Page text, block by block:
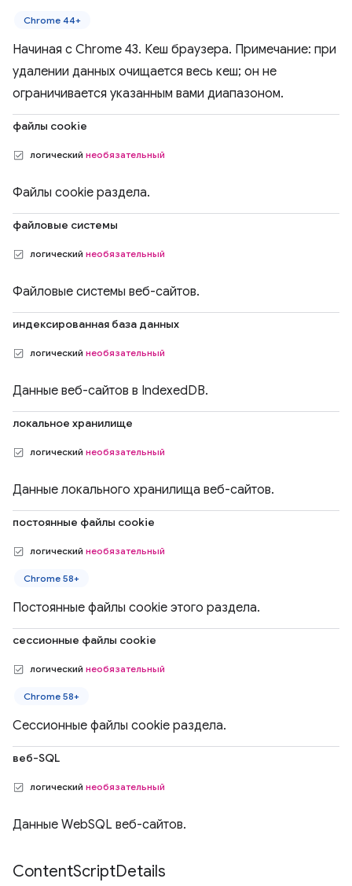
Chrome 44+
Начиная с Chrome 43. Кеш браузера. Примечание: при
удалении данных очищается весь кеш; он не
ограничивается указанным вами диапазоном.
файлы cookie
логический необязательный
Файлы cookie раздела.
файловые системы
логический необязательный
Файловые системы веб-сайтов.
индексированная база данных
логический необязательный
Данные веб-сайтов в IndexedDB.
локальное хранилище
логический необязательный
Данные локального хранилища веб-сайтов.
постоянные файлы cookie
логический необязательный
Chrome 58+
Постоянные файлы cookie этого раздела.
сессионные файлы cookie
логический необязательный
Chrome 58+
Сессионные файлы cookie раздела.
веб-SQL
логический необязательный
Данные WebSQL веб-сайтов.
ContentScriptDetails